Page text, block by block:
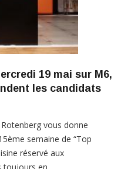
19 mai sur M6,
les candidats
vous donne
semaine de “Top
réservé aux